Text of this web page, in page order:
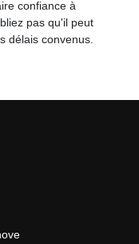
confiance à
pas qu'il peut
délais convenus.